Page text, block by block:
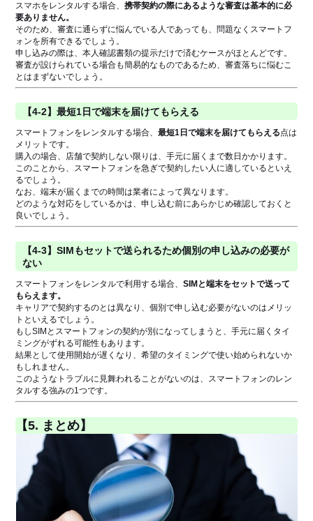
スマホをレンタルする場合、携帯契約の際にあるような審査は基本的に必
要ありません。
そのため、審査に通らずに悩んでいる人であっても、問題なくスマートフ
ォンを所有できるでしょう。
申し込みの際は、本人確認書類の提示だけで済むケースがほとんどです。
審査が設けられている場合も簡易的なものであるため、審査落ちに悩むこ
とはまずないでしょう。
【4-2】最短1日で端末を届けてもらえる
スマートフォンをレンタルする場合、最短1日で端末を届けてもらえる点は
メリットです。
購入の場合、店舗で契約しない限りは、手元に届くまで数日かかります。
このことから、スマートフォンを急ぎで契約したい人に適しているといえ
るでしょう。
なお、端末が届くまでの時間は業者によって異なります。
どのような対応をしているかは、申し込む前にあらかじめ確認しておくと
良いでしょう。
【4-3】SIMもセットで送られるため個別の申し込みの必要が
ない
スマートフォンをレンタルで利用する場合、SIMと端末をセットで送って
もらえます。
キャリアで契約するのとは異なり、個別で申し込む必要がないのはメリッ
トといえるでしょう。
もしSIMとスマートフォンの契約が別になってしまうと、手元に届くタイ
ミングがずれる可能性もあります。
結果として使用開始が遅くなり、希望のタイミングで使い始められないか
もしれません。
このようなトラブルに見舞われることがないのは、スマートフォンのレン
タルする強みの1つです。
【5. まとめ】